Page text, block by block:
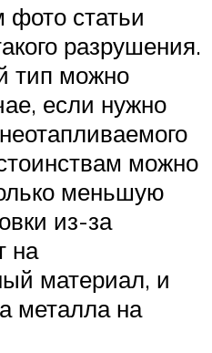
фото статьи
разрушения.
тип можно
если нужно
можно
меньшую
из-за
на
материал, и
металла на